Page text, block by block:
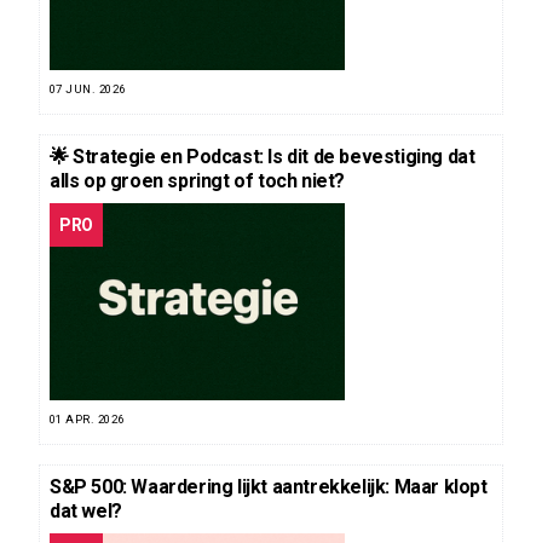
07 JUN. 2026
🌟 Strategie en Podcast: Is dit de bevestiging dat
alls op groen springt of toch niet?
PRO
01 APR. 2026
S&P 500: Waardering lijkt aantrekkelijk: Maar klopt
dat wel?